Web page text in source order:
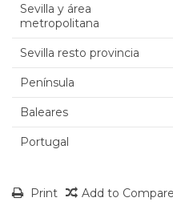
Sevilla y área
metropolitana
Sevilla resto provincia
Península
Baleares
Portugal
Print Add to Compare